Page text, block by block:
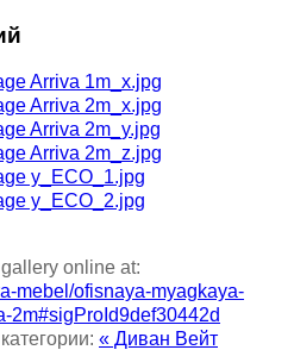
online at:
mebel/ofisnaya-myagkaya-
2m#sigProId9def30442d
« Диван Вейт